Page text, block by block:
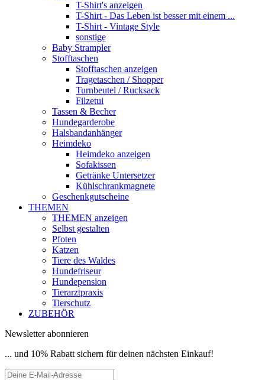
T-Shirt's anzeigen
T-Shirt - Das Leben ist besser mit einem ...
T-Shirt - Vintage Style
sonstige
Baby Strampler
Stofftaschen
Stofftaschen anzeigen
Tragetaschen / Shopper
Turnbeutel / Rucksack
Filzetui
Tassen & Becher
Hundegarderobe
Halsbandanhänger
Heimdeko
Heimdeko anzeigen
Sofakissen
Getränke Untersetzer
Kühlschrankmagnete
Geschenkgutscheine
THEMEN
THEMEN anzeigen
Selbst gestalten
Pfoten
Katzen
Tiere des Waldes
Hundefriseur
Hundepension
Tierarztpraxis
Tierschutz
ZUBEHÖR
Newsletter abonnieren
... und 10% Rabatt sichern für deinen nächsten Einkauf!